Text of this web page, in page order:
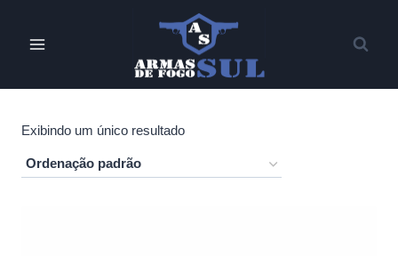
Exibindo um único resultado